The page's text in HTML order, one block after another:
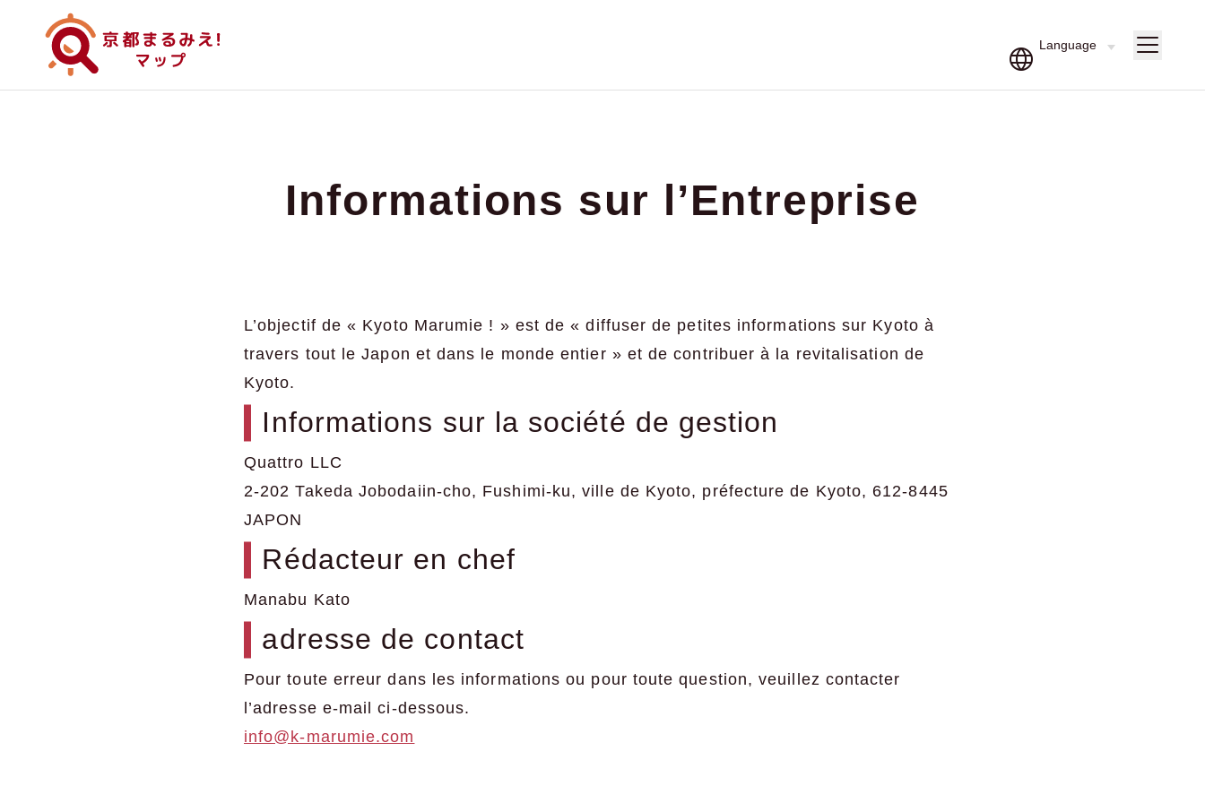
Informations sur l’Entreprise
L’objectif de « Kyoto Marumie ! » est de « diffuser de petites informations sur Kyoto à
travers tout le Japon et dans le monde entier » et de contribuer à la revitalisation de
Kyoto.
Informations sur la société de gestion
Quattro LLC
2-202 Takeda Jobodaiin-cho, Fushimi-ku, ville de Kyoto, préfecture de Kyoto, 612-8445
JAPON
Rédacteur en chef
Manabu Kato
adresse de contact
Pour toute erreur dans les informations ou pour toute question, veuillez contacter
l’adresse e-mail ci-dessous.
info@k-marumie.com